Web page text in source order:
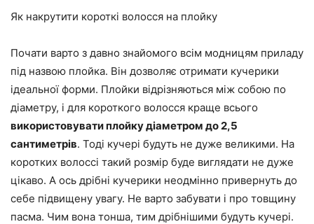
Як накрутити короткі волосся на плойку
Почати варто з давно знайомого всім модницям приладу
під назвою плойка. Він дозволяє отримати кучерики
ідеальної форми. Плойки відрізняються між собою по
діаметру, і для короткого волосся краще всього
використовувати плойку діаметром до 2,5
сантиметрів. Тоді кучері будуть не дуже великими. На
коротких волоссі такий розмір буде виглядати не дуже
цікаво. А ось дрібні кучерики неодмінно привернуть до
себе підвищену увагу. Не варто забувати і про товщину
пасма. Чим вона тонша, тим дрібнішими будуть кучері.